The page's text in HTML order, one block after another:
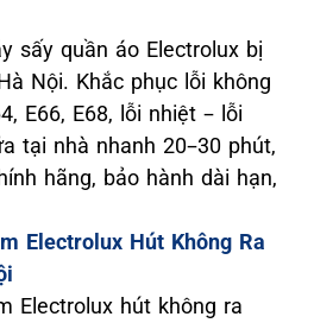
sấy quần áo Electrolux bị
Nội. Khắc phục lỗi không
E66, E68, lỗi nhiệt – lỗi
tại nhà nhanh 20–30 phút,
hãng, bảo hành dài hạn,
Electrolux Hút Không Ra
Electrolux hút không ra